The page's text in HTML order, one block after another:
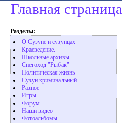
Главная страница
Разделы:
О Сузуне и сузунцах
Краеведение.
Школьные архивы
Снегоход "Рыбак"
Политическая жизнь
Сузун криминальный
Разное
Игры
Форум
Наши видео
Фотоальбомы